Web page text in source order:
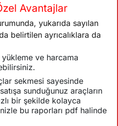
Avantajlar
yukarıda sayılan
belirtilen ayrıcalıklara da
ve harcama
sekmesi sayesinde
sunduğunuz araçların
bir şekilde kolayca
bu raporları pdf halinde